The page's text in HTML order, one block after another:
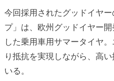
今回採用されたグッドイヤ
プ」は、欧州グッドイヤー
した乗用車用サマータイヤ
り抵抗を実現しながら、高
いる。